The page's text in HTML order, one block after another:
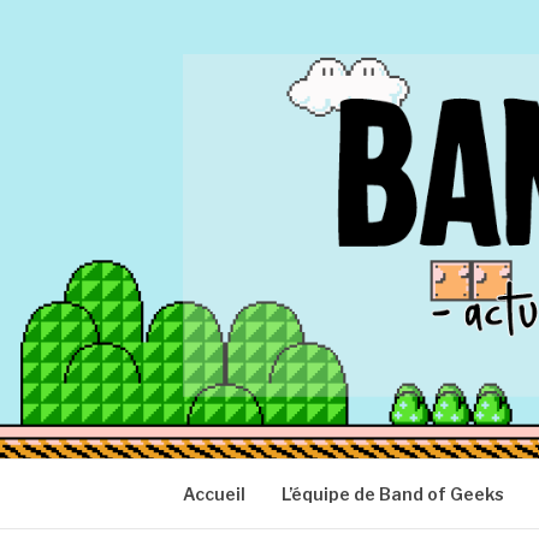
BAND OF
Actu Geek d'hier et d'aujourd'hui
Accueil L’équipe de Band of Geeks